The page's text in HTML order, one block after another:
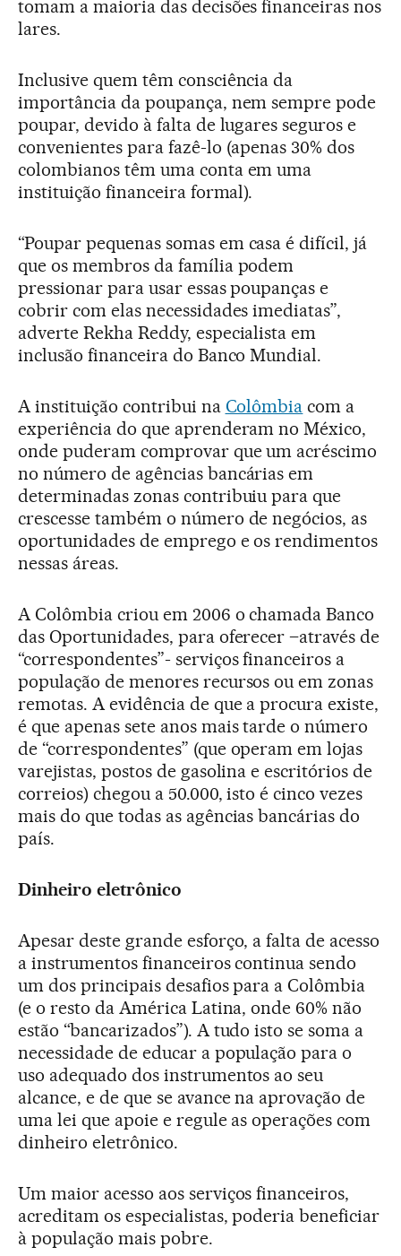
tomam a maioria das decisões financeiras nos
lares.
Inclusive quem têm consciência da
importância da poupança, nem sempre pode
poupar, devido à falta de lugares seguros e
convenientes para fazê-lo (apenas 30% dos
colombianos têm uma conta em uma
instituição financeira formal).
“Poupar pequenas somas em casa é difícil, já
que os membros da família podem
pressionar para usar essas poupanças e
cobrir com elas necessidades imediatas”,
adverte Rekha Reddy, especialista em
inclusão financeira do Banco Mundial.
A instituição contribui na Colômbia com a
experiência do que aprenderam no México,
onde puderam comprovar que um acréscimo
no número de agências bancárias em
determinadas zonas contribuiu para que
crescesse também o número de negócios, as
oportunidades de emprego e os rendimentos
nessas áreas.
A Colômbia criou em 2006 o chamada Banco
das Oportunidades, para oferecer –através de
“correspondentes”- serviços financeiros a
população de menores recursos ou em zonas
remotas. A evidência de que a procura existe,
é que apenas sete anos mais tarde o número
de “correspondentes” (que operam em lojas
varejistas, postos de gasolina e escritórios de
correios) chegou a 50.000, isto é cinco vezes
mais do que todas as agências bancárias do
país.
Dinheiro eletrônico
Apesar deste grande esforço, a falta de acesso
a instrumentos financeiros continua sendo
um dos principais desafios para a Colômbia
(e o resto da América Latina, onde 60% não
estão “bancarizados”). A tudo isto se soma a
necessidade de educar a população para o
uso adequado dos instrumentos ao seu
alcance, e de que se avance na aprovação de
uma lei que apoie e regule as operações com
dinheiro eletrônico.
Um maior acesso aos serviços financeiros,
acreditam os especialistas, poderia beneficiar
à população mais pobre.